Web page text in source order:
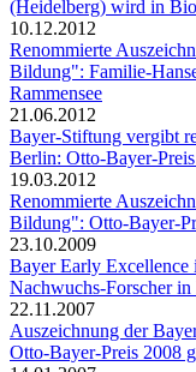
(Heidelberg) wird in
10.12.2012
Renommierte
Bildung": Familie-
Rammensee
21.06.2012
Bayer-Stiftung vergibt
Berlin: Otto-Bayer-
19.03.2012
Renommierte
Bildung": Otto-Bayer-
23.10.2009
Bayer Early
Nachwuchs-Forscher in
22.11.2007
Auszeichnung der
Otto-Bayer-Preis 2008